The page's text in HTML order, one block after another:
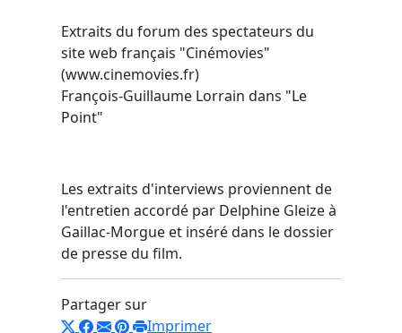
Extraits du forum des spectateurs du
site web français "Cinémovies"
(www.cinemovies.fr)
François-Guillaume Lorrain dans "Le
Point"
Les extraits d'interviews proviennent de
l'entretien accordé par Delphine Gleize à
Gaillac-Morgue et inséré dans le dossier
de presse du film.
Partager sur
Imprimer